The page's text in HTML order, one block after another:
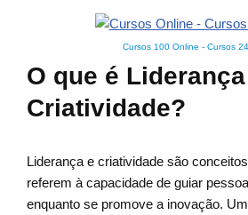
Cursos 100 Online - Cursos
O que é
Criatividade?
Liderança e criatividade são
referem à capacidade de guiar
enquanto se promove a inovação.